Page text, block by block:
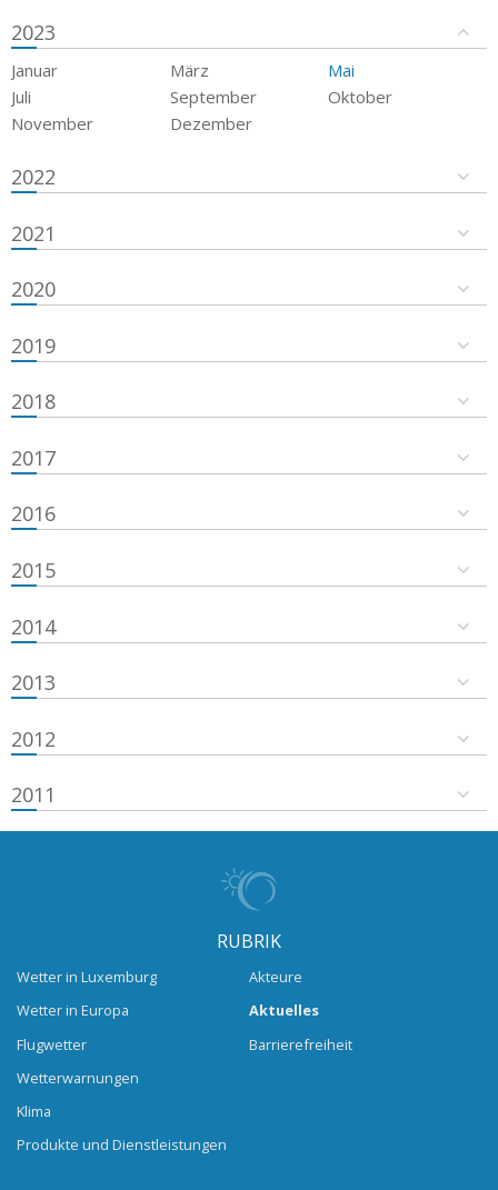
2023
Januar März
Mai
Juli
September
Oktober
November
Dezember
2022
2021
2020
2019
2018
2017
2016
2015
2014
2013
2012
2011
RUBRIK
Wetter in Luxemburg
Wetter in Europa
Flugwetter
Wetterwarnungen
Klima
Produkte und Dienstleistungen
Akteure
Aktuelles
Barrierefreiheit